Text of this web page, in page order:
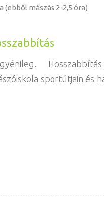
(ebből mászás 2-2,5 óra)
sportútjain és